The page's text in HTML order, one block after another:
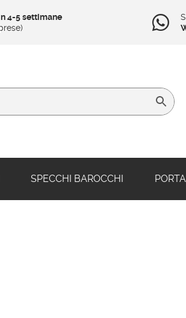
4-5 settimane

SPECCHI BAROCCHI